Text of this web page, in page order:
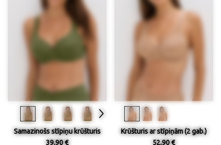
Samazinošs stīpiņu krūšturis
39,90 €
Krūšturis ar stīpiņām (2 gab.)
52,90 €